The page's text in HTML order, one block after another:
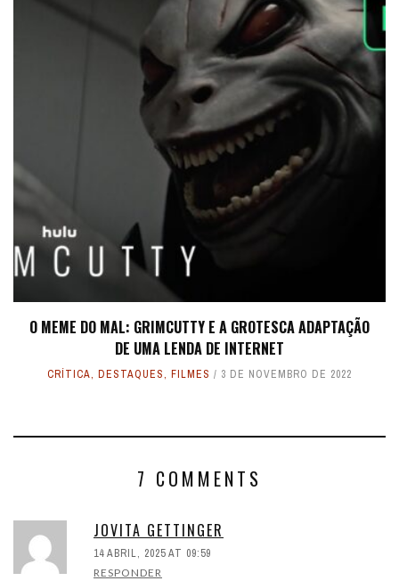
O MEME DO MAL: GRIMCUTTY E A GROTESCA ADAPTAÇÃO
DE UMA LENDA DE INTERNET
CRÍTICA, DESTAQUES, FILMES 3 DE NOVEMBRO DE 2022
7 COMMENTS
JOVITA GETTINGER
14 ABRIL, 2025 AT 09:59
RESPONDER